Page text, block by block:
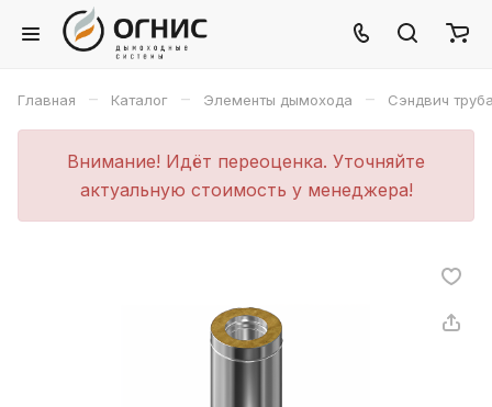
Главная – Каталог – Элементы дымохода – Сэндвич
Внимание! Идёт переоценка. Уточняйте
актуальную стоимость у менеджера!